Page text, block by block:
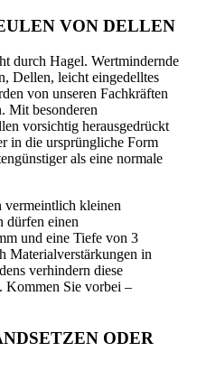
VON DELLEN
durch Hagel. Wertmindernde
Dellen, leicht eingedelltes
von unseren Fachkräften
Mit besonderen
vorsichtig herausgedrückt
in die ursprüngliche Form
als eine normale
vermeintlich kleinen
dürfen einen
und eine Tiefe von 3
Materialverstärkungen in
verhindern diese
Kommen Sie vorbei –
ODER